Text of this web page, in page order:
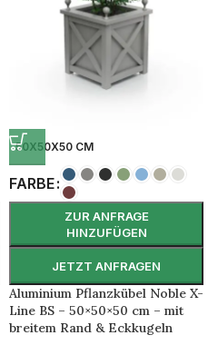
50X50X50 CM
FARBE
ZUR ANFRAGE
HINZUFÜGEN
JETZT ANFRAGEN
Aluminium Pflanzkübel Noble X-
Line BS – 50×50×50 cm – mit
breitem Rand & Eckkugeln